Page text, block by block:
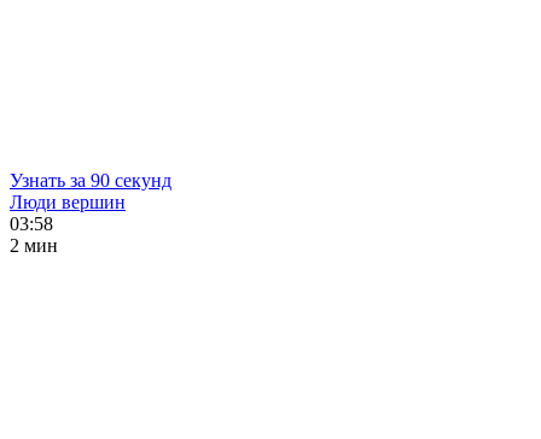
Узнать за 90 секунд
Люди вершин
03:58
2 мин